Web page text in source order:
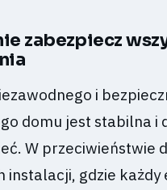
zabezpiecz
i
domu jest stabilna i
W przeciwieństwie
instalacji, gdzie każdy